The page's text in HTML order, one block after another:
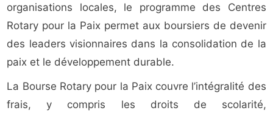
organisations locales, le programme des Centres
Rotary pour la Paix permet aux boursiers de devenir
des leaders visionnaires dans la consolidation de la
paix et le développement durable.
La Bourse Rotary pour la Paix couvre l’intégralité des
frais, y compris les droits de scolarité,